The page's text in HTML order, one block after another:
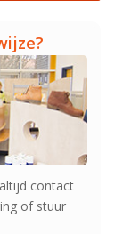
contact
of stuur